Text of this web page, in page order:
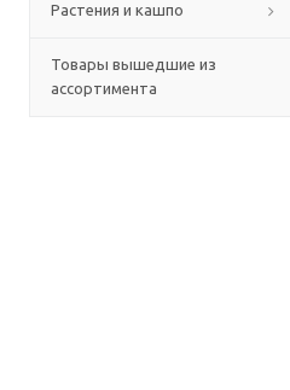
Растения и кашпо
Товары вышедшие из
ассортимента